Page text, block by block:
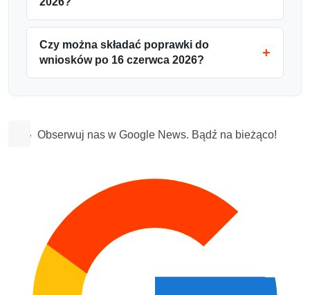
Czy można składać poprawki do
wniosków po 16 czerwca 2026?
Obserwuj nas w Google News. Bądź na bieżąco!